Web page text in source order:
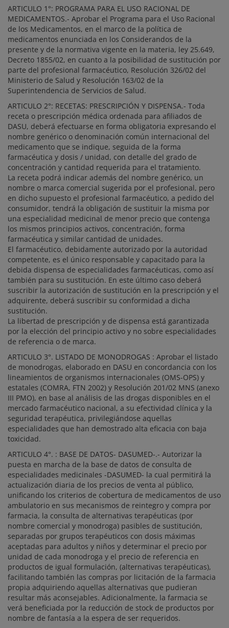
ARTICULO 1°: PROGRAMA PARA EL USO RACIONAL DE
MEDICAMENTOS.- Aprobar el Programa para el Uso Racional
de los Medicamentos, en el marco de la política de
medicamentos enunciada en los Considerandos de la
presente y de la normativa vigente en la materia, ley 25.649,
Decreto 1855/02, en cuanto a la posibilidad de sustitución por
parte del profesional farmacéutico, Resolución 326/02 del
Ministerio de Salud y Resolución 163/02 de la
Superintendencia de Servicios de Salud.
ARTICULO 2°: RECETAS: PRESCRIPCIÓN Y DISPENSA.- Toda
receta o prescripción médica ordenada para afiliados de
DASU, deberá efectuarse en forma obligatoria expresando el
nombre genérico o denominación común internacional del
medicamento que se indique, seguida de la forma
farmacéutica y dosis / unidad, con detalle del grado de
concentración y cantidad requerida para el tratamiento.
La receta podrá indicar además del nombre genérico, un
nombre o marca comercial sugerida por el profesional, pero
en dicho supuesto el profesional farmacéutico, a pedido del
consumidor, tendrá la obligación de sustituir la misma por
una especialidad medicinal de menor precio que contenga
los mismos principios activos, concentración, forma
farmacéutica y similar cantidad de unidades.
El farmacéutico, debidamente autorizado por la autoridad
competente, es el único responsable y capacitado para la
debida dispensa de especialidades farmacéuticas, como así
también para su sustitución. En este último caso deberá
suscribir la autorización de sustitución en la prescripción y el
adquirente, deberá suscribir su conformidad a dicha
sustitución.
La libertad de prescripción y de dispensa está garantizada
por la elección del principio activo y no sobre especialidades
de referencia o de marca.
ARTICULO 3°. LISTADO DE MONODROGAS : Aprobar el listado
de monodrogas, elaborado en DASU en concordancia con los
lineamientos de organismos internacionales (OMS-OPS) y
estatales (COMRA, FTN 2002) y Resolución 201/02 MNS (anexo
III PMO), en base al análisis de las drogas disponibles en el
mercado farmacéutico nacional, a su efectividad clínica y la
seguridad terapéutica, privilegiándose aquellas
especialidades que han demostrado alta eficacia con baja
toxicidad.
ARTICULO 4°. : BASE DE DATOS- DASUMED-.- Autorizar la
puesta en marcha de la base de datos de consulta de
especialidades medicinales -DASUMED- la cual permitirá la
actualización diaria de los precios de venta al público,
unificando los criterios de cobertura de medicamentos de uso
ambulatorio en sus mecanismos de reintegro y compra por
farmacia, la consulta de alternativas terapéuticas (por
nombre comercial y monodroga) pasibles de sustitución,
separadas por grupos terapéuticos con dosis máximas
aceptadas para adultos y niños y determinar el precio por
unidad de cada monodroga y el precio de referencia en
productos de igual formulación, (alternativas terapéuticas),
facilitando también las compras por licitación de la farmacia
propia adquiriendo aquellas alternativas que pudieran
resultar más aconsejables. Adicionalmente, la farmacia se
verá beneficiada por la reducción de stock de productos por
nombre de fantasía a la espera de ser requeridos.